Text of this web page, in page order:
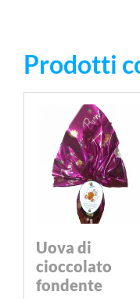
Prodotti
Uova di
cioccolato
fondente